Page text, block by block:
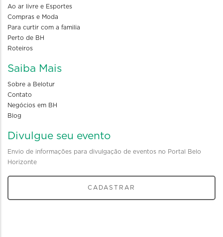
Ao ar livre e Esportes
Compras e Moda
Para curtir com a familia
Perto de BH
Roteiros
Saiba Mais
Sobre a Belotur
Contato
Negócios em BH
Blog
Divulgue seu evento
Envio de informações para divulgação de eventos no Portal Belo
Horizonte
CADASTRAR